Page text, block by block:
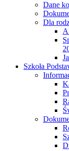
Dane
Dla
Szkoła